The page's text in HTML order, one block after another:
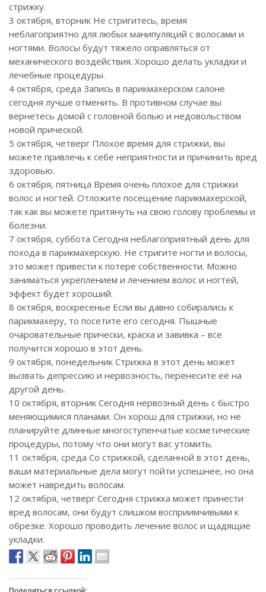
стрижку.
3 октября, вторник Не стригитесь, время
неблагоприятно для любых манипуляций с волосами и
ногтями. Волосы будут тяжело оправляться от
механического воздействия. Хорошо делать укладки и
лечебные процедуры.
4 октября, среда Запись в парикмахерском салоне
сегодня лучше отменить. В противном случае вы
вернетесь домой с головной болью и недовольством
новой прической.
5 октября, четверг Плохое время для стрижки, вы
можете привлечь к себе неприятности и причинить вред
здоровью.
6 октября, пятница Время очень плохое для стрижки
волос и ногтей. Отложите посещение парикмахерской,
так как вы можете притянуть на свою голову проблемы и
болезни.
7 октября, суббота Сегодня неблагоприятный день для
похода в парикмахерскую. Не стригите ногти и волосы,
это может привести к потере собственности. Можно
заниматься укреплением и лечением волос и ногтей,
эффект будет хороший.
8 октября, воскресенье Если вы давно собирались к
парикмахеру, то посетите его сегодня. Пышные
очаровательные прически, краска и завивка – все
получится хорошо в этот день.
9 октября, понедельник Стрижка в этот день может
вызвать депрессию и нервозность, перенесите её на
другой день.
10 октября, вторник Сегодня нервозный день с быстро
меняющимися планами. Он хорош для стрижки, но не
планируйте длинные многоступенчатые косметические
процедуры, потому что они могут вас утомить.
11 октября, среда Со стрижкой, сделанной в этот день,
ваши материальные дела могут пойти успешнее, но она
может навредить волосам.
12 октября, четверг Сегодня стрижка может принести
вред волосам, они будут слишком восприимчивыми к
обрезке. Хорошо проводить лечение волос и щадящие
укладки.